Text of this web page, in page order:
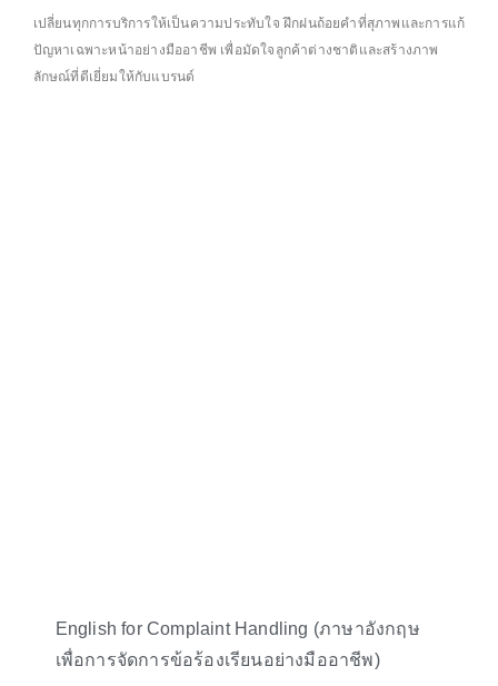
เปลี่ยนทุกการบริการให้เป็นความประทับใจ ฝึกฝนถ้อยคำที่สุภาพและการแก้
ปัญหาเฉพาะหน้าอย่างมืออาชีพ เพื่อมัดใจลูกค้าต่างชาติและสร้างภาพ
ลักษณ์ที่ดีเยี่ยมให้กับแบรนด์
English for Complaint Handling (ภาษาอังกฤษ
เพื่อการจัดการข้อร้องเรียนอย่างมืออาชีพ)